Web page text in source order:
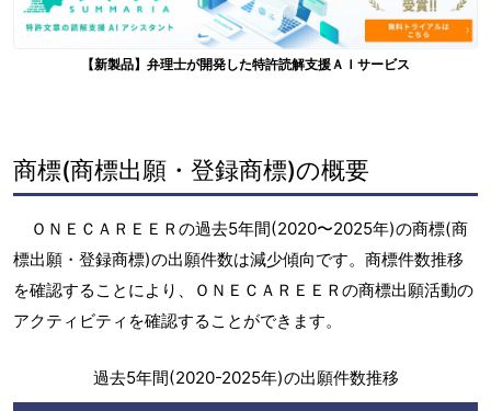
【新製品】弁理士が開発した特許読解支援ＡＩサービス
商標(商標出願・登録商標)の概要
ＯＮＥＣＡＲＥＥＲの過去5年間(2020〜2025年)の商標(商
標出願・登録商標)の出願件数は減少傾向です。商標件数推移
を確認することにより、ＯＮＥＣＡＲＥＥＲの商標出願活動の
アクティビティを確認することができます。
過去5年間(2020-2025年)の出願件数推移